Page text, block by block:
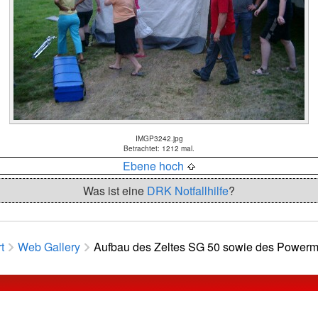
IMGP3242.jpg
Betrachtet: 1212 mal.
Ebene hoch
Was ist eine DRK Notfallhilfe?
Web Gallery Aufbau des Zeltes SG 50 sowie des